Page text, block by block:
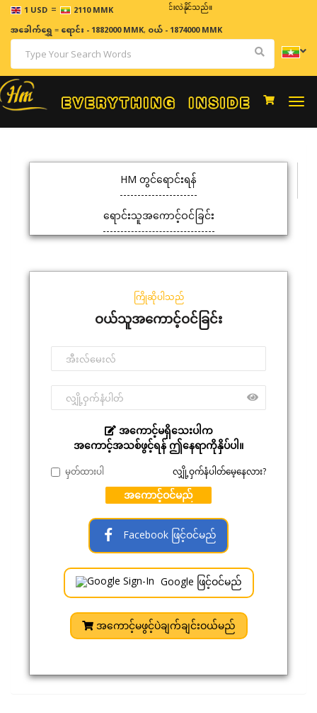
1 USD = 2110 MMK
ဈေးနှုန်းများသည် အချိန်နှင့် အမျှပြောင်းလဲနိုင်သည်။
အခေါက်ရွှေ=ရောင်း - 1882000 MMK, ဝယ် - 1874000 MMK
HM တွင်ရောင်းရန်
ရောင်းသူအကောင့်ဝင်ခြင်း
ကြိုဆိုပါသည်
ဝယ်သူအကောင့်ဝင်ခြင်း
အကောင့်မရှိသေးပါက
အကောင့်အသစ်ဖွင့်ရန် ဤနေရာကိုနှိပ်ပါ။
မှတ်ထားပါ လျှို့ဝှက်နံပါတ်မေ့နေလား?
အကောင့်ဝင်မည်
Facebook ဖြင့်ဝင်မည်
Google ဖြင့်ဝင်မည်
အကောင့်မဖွင့်ပဲချက်ချင်းဝယ်မည်